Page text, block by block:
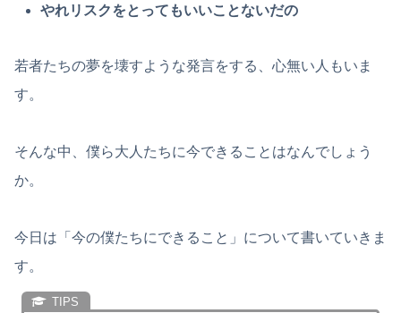
やれリスクをとってもいいことないだの
若者たちの夢を壊すような発言をする、心無い人もいま
す。
そんな中、僕ら大人たちに今できることはなんでしょう
か。
今日は「今の僕たちにできること」について書いていきま
す。